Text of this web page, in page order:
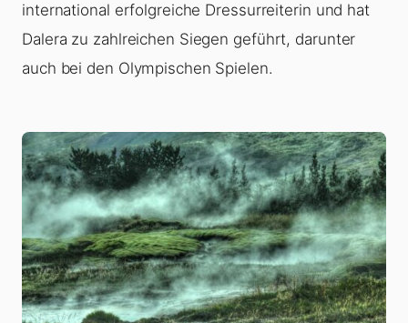
international erfolgreiche Dressurreiterin und hat
Dalera zu zahlreichen Siegen geführt, darunter
auch bei den Olympischen Spielen.